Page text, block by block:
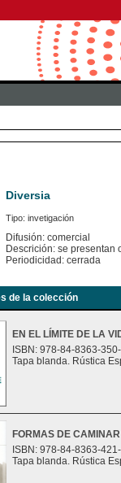
Diversia
Tipo: invetigación
Difusión: comercial
Descrición: se presentan
Periodicidad: cerrada
de la colección
EN EL LÍMITE DE LA
ISBN: 978-84-8363-
Tapa blanda. Rústica
FORMAS DE CAMINAR
ISBN: 978-84-8363-
Tapa blanda. Rústica